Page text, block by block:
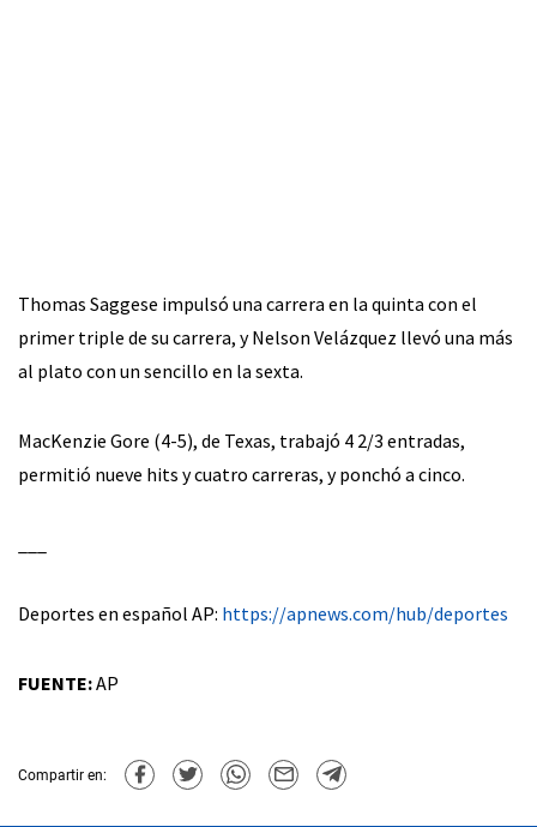
Thomas Saggese impulsó una carrera en la quinta con el
primer triple de su carrera, y Nelson Velázquez llevó una más
al plato con un sencillo en la sexta.
MacKenzie Gore (4-5), de Texas, trabajó 4 2/3 entradas,
permitió nueve hits y cuatro carreras, y ponchó a cinco.
Deportes en español AP: https://apnews.com/hub/deportes
FUENTE:AP
Compartir en: